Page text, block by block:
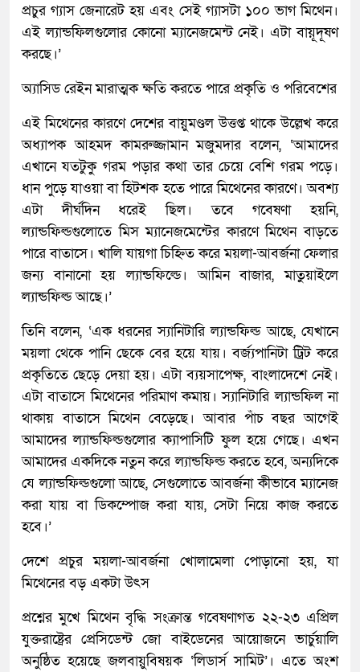
প্রচুর গ্যাস জেনারেট হয় এবং সেই গ্যাসটা ১০০ ভাগ মিথেন।
এই ল্যান্ডফিলগুলোর কোনো ম্যানেজমেন্ট নেই। এটা বায়ূদূষণ
করছে।’
অ্যাসিড রেইন মারাত্মক ক্ষতি করতে পারে প্রকৃতি ও পরিবেশের
এই মিথেনের কারণে দেশের বায়ুমণ্ডল উত্তপ্ত থাকে উল্লেখ করে
অধ্যাপক আহমদ কামরুজ্জামান মজুমদার বলেন, ‘আমাদের
এখানে যতটুকু গরম পড়ার কথা তার চেয়ে বেশি গরম পড়ে।
ধান পুড়ে যাওয়া বা হিটশক হতে পারে মিথেনের কারণে। অবশ্য
এটা দীর্ঘদিন ধরেই ছিল। তবে গবেষণা হয়নি,
ল্যান্ডফিল্ডগুলোতে মিস ম্যানেজমেন্টের কারণে মিথেন বাড়তে
পারে বাতাসে। খালি যায়গা চিহ্নিত করে ময়লা-আবর্জনা ফেলার
জন্য বানানো হয় ল্যান্ডফিল্ডে। আমিন বাজার, মাতুয়াইলে
ল্যান্ডফিল্ড আছে।’
তিনি বলেন, ‘এক ধরনের স্যানিটারি ল্যান্ডফিল্ড আছে, যেখানে
ময়লা থেকে পানি ছেকে বের হয়ে যায়। বর্জ্যপানিটা ট্রিট করে
প্রকৃতিতে ছেড়ে দেয়া হয়। এটা ব্যয়সাপেক্ষ, বাংলাদেশে নেই।
এটা বাতাসে মিথেনের পরিমাণ কমায়। স্যানিটারি ল্যান্ডফিল না
থাকায় বাতাসে মিথেন বেড়েছে। আবার পাঁচ বছর আগেই
আমাদের ল্যান্ডফিল্ডগুলোর ক্যাপাসিটি ফুল হয়ে গেছে। এখন
আমাদের একদিকে নতুন করে ল্যান্ডফিল্ড করতে হবে, অন্যদিকে
যে ল্যান্ডফিল্ডগুলো আছে, সেগুলোতে আবর্জনা কীভাবে ম্যানেজ
করা যায় বা ডিকম্পোজ করা যায়, সেটা নিয়ে কাজ করতে
হবে।’
দেশে প্রচুর ময়লা-আবর্জনা খোলামেলা পোড়ানো হয়, যা
মিথেনের বড় একটা উৎস
প্রশ্নের মুখে মিথেন বৃদ্ধি সংক্রান্ত গবেষণাগত ২২-২৩ এপ্রিল
যুক্তরাষ্ট্রের প্রেসিডেন্ট জো বাইডেনের আয়োজনে ভার্চুয়ালি
অনুষ্ঠিত হয়েছে জলবায়ুবিষয়ক ‘লিডার্স সামিট’। এতে অংশ